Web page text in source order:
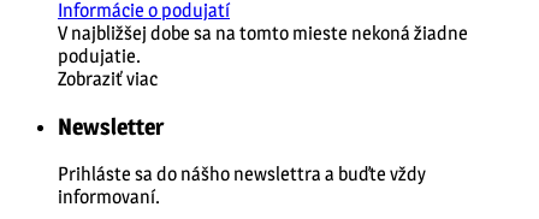
Informácie o podujatí
V najbližšej dobe sa na tomto mieste nekoná žiadne
podujatie.
Zobraziť viac
Newsletter
Prihláste sa do nášho newslettra a buďte vždy
informovaní.